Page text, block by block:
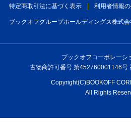
特定商取引法に基づく表示 利用者情報
ブックオフグループホールディングス株式会
ブックオフコーポレーシ
古物商許可番号 第452760001146号
Copyright(C)BOOKOFF
All Rights